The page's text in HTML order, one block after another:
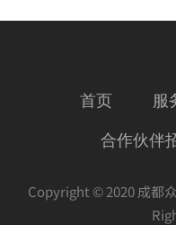
首页 服
合作伙伴
Copyright © 2020 成都